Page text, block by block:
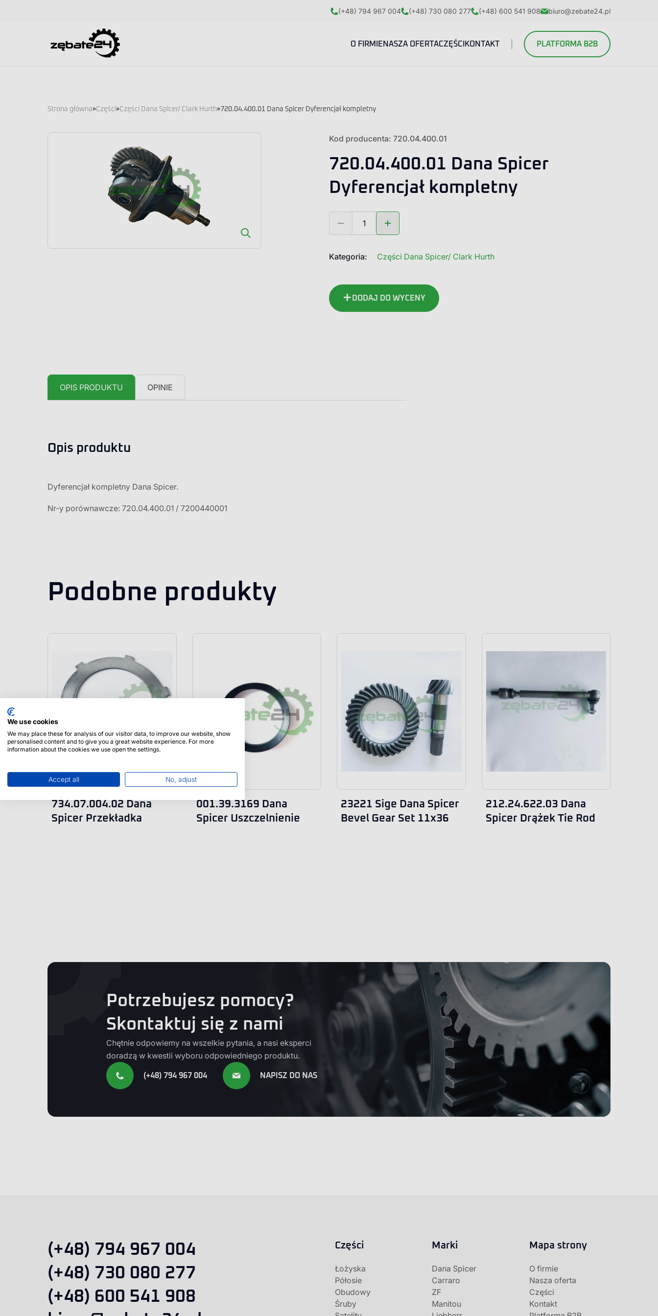
(+48) 794 967 004 (+48) 730 080 277 (+48) 600 541 908 biuro@zebate24.pl
O FIRMIE NASZA OFERTACZĘŚCI KONTAKT PLATFORMA B2B
Strona główna»Części»Części Dana Spicer/ Clark Hurth»720.04.400.01 Dana Spicer Dyferencjał kompletny
Kod producenta: 720.04.400.01
720.04.400.01 Dana Spicer
Dyferencjał kompletny
720.04.400.01
Spicer
Dyferencjał
DODAJ DO WYCENY
Kategoria: Części Dana Spicer/ Clark Hurth
OPIS PRODUKTU OPINIE
Opis produktu
Dyferencjał kompletny Dana Spicer.
Nr-y porównawcze: 720.04.400.01 / 7200440001
Podobne produkty
734.07.004.02 Dana
Spicer Przekładka
001.39.3169 Dana
Spicer Uszczelnienie
23221 Sige Dana Spicer
Bevel Gear Set 11x36
212.24.622.03 Dana
Spicer Drążek Tie Rod
Potrzebujesz pomocy?
Skontaktuj się z nami
Chętnie odpowiemy na wszelkie pytania, a nasi eksperci
doradzą w kwestii wyboru odpowiedniego produktu.
(+48) 794 967 004 NAPISZ DO NAS
(+48) 794 967 004
(+48) 730 080 277
(+48) 600 541 908
Części
Łożyska
Półosie
Obudowy
Śruby
Marki
Dana Spicer
Carraro
ZF
Manitou
Mapa strony
O firmie
Nasza oferta
Części
Kontakt
We use cookies
We may place these for analysis of our visitor data, to improve our website, show
personalised content and to give you a great website experience. For more
information about the cookies we use open the settings.
Accept all No, adjust